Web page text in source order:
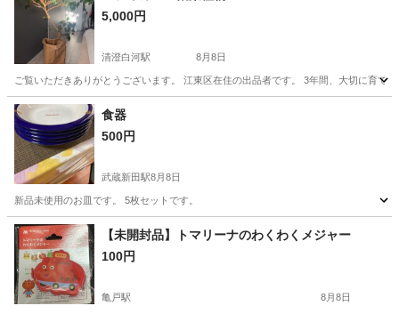
5,000円
清澄白河駅 8月8日
ご覧いただきありがとうございます。 江東区在住の出品者です。 3年間、大切に育て
東京 江東区 清澄白河駅
食器
500円
武蔵新田駅8月8日
新品未使用のお皿です。 5枚セットです。
東京 大田区 武蔵新田駅 セット
【未開封品】トマリーナのわくわくメジャー
100円
亀戸駅 8月8日